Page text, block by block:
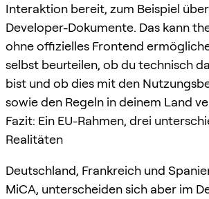
Interaktion bereit, zum Beispiel
Developer-Dokumente. Das kann
ohne offizielles Frontend
selbst beurteilen, ob du technisch
bist und ob dies mit den
sowie den Regeln in deinem Land
Fazit: Ein EU-Rahmen, drei
Realitäten
Deutschland, Frankreich und
MiCA, unterscheiden sich aber im